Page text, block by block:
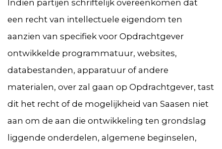
Indien partijen schriftelijk overeenkomen dat
een recht van intellectuele eigendom ten
aanzien van specifiek voor Opdrachtgever
ontwikkelde programmatuur, websites,
databestanden, apparatuur of andere
materialen, over zal gaan op Opdrachtgever, tast
dit het recht of de mogelijkheid van Saasen niet
aan om de aan die ontwikkeling ten grondslag
liggende onderdelen, algemene beginselen,